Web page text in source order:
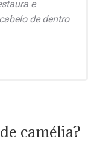
e
de dentro
camélia?